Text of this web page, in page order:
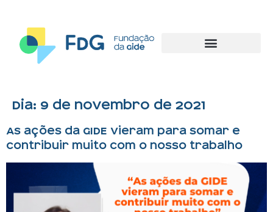
Dia: 9 de novembro de 2021
As ações da GIDE vieram para somar e
contribuir muito com o nosso trabalho